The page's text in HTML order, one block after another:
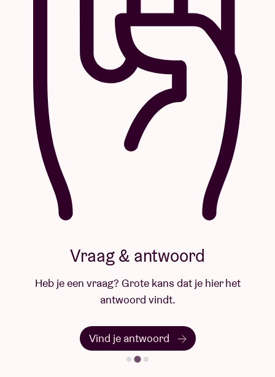
Vraag & antwoord
Heb je een vraag? Grote kans dat je hier het
antwoord vindt.
Vind je antwoord